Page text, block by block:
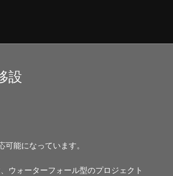
設
能になっています。
ウォーターフォール型のプロジェクト